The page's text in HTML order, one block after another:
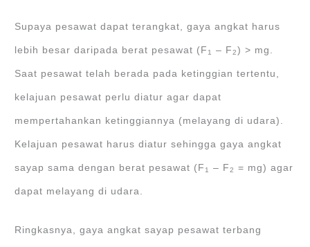
Supaya pesawat dapat terangkat, gaya angkat harus
lebih besar daripada berat pesawat (F 1 – F2) > mg.
Saat pesawat telah berada pada ketinggian tertentu,
kelajuan pesawat perlu diatur agar dapat
mempertahankan ketinggiannya (melayang di udara).
Kelajuan pesawat harus diatur sehingga gaya angkat
sayap sama dengan berat pesawat (F 1 – F2 = mg) agar
dapat melayang di udara.
Ringkasnya, gaya angkat sayap pesawat terbang